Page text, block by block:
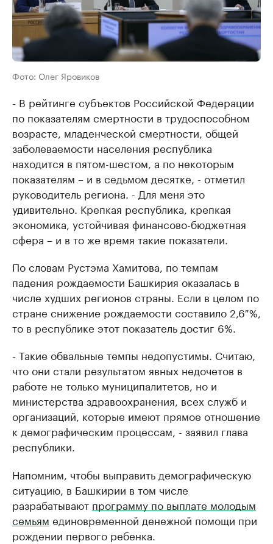
Фото: Олег Яровиков
- В рейтинге субъектов Российской Федерации
по показателям смертности в трудоспособном
возрасте, младенческой смертности, общей
заболеваемости населения республика
находится в пятом-шестом, а по некоторым
показателям – и в седьмом десятке, - отметил
руководитель региона. - Для меня это
удивительно. Крепкая республика, крепкая
экономика, устойчивая финансово-бюджетная
сфера – и в то же время такие показатели.
По словам Рустэма Хамитова, по темпам
падения рождаемости Башкирия оказалась в
числе худших регионов страны. Если в целом по
стране снижение рождаемости составило 2,6 %,
то в республике этот показатель достиг 6%.
- Такие обвальные темпы недопустимы. Считаю,
что они стали результатом явных недочетов в
работе не только муниципалитетов, но и
министерства здравоохранения, всех служб и
организаций, которые имеют прямое отношение
к демографическим процессам, - заявил глава
республики.
Напомним, чтобы выправить демографическую
ситуацию, в Башкирии в том числе
разрабатывают программу по выплате молодым
семьям единовременной денежной помощи при
рождении первого ребенка.